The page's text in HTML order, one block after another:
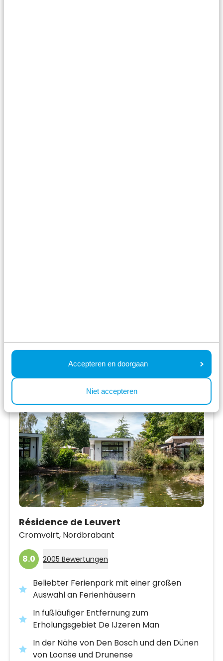
Accepteren en doorgaan
Niet accepteren
Unterkünfte ansehen
Mehr Infos zum Ferienpark
Résidence de Leuvert
Cromvoirt, Nordbrabant
8.0 2005 Bewertungen
Beliebter Ferienpark mit einer großen
Auswahl an Ferienhäusern
In fußläufiger Entfernung zum
Erholungsgebiet De IJzeren Man
In der Nähe von Den Bosch und den Dünen
von Loonse und Drunense